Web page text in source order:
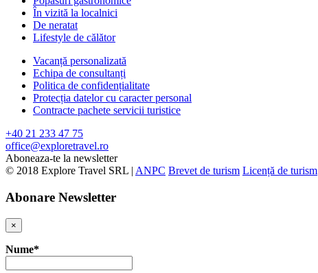
În vizită la localnici
De neratat
Lifestyle de călător
Vacanță personalizată
Echipa de consultanți
Politica de confidențialitate
Protecția datelor cu caracter personal
Contracte pachete servicii turistice
+40 21 233 47 75
office@exploretravel.ro
Aboneaza-te la newsletter
© 2018 Explore Travel SRL | ANPC Brevet de turism Licență de turism
Abonare Newsletter
×
Nume*